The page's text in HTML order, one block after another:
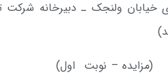
خیابان ولنجک ـ دبیرخانه شرکت
(مزایده – نوبت اول)